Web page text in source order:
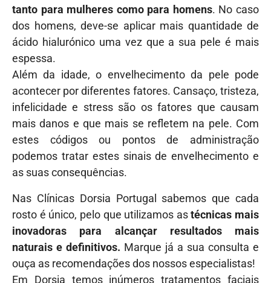
tanto para mulheres como para homens. No caso
dos homens, deve-se aplicar mais quantidade de
ácido hialurónico uma vez que a sua pele é mais
espessa.
Além da idade, o envelhecimento da pele pode
acontecer por diferentes fatores. Cansaço, tristeza,
infelicidade e stress são os fatores que causam
mais danos e que mais se refletem na pele. Com
estes códigos ou pontos de administração
podemos tratar estes sinais de envelhecimento e
as suas consequências.
Nas Clínicas Dorsia Portugal sabemos que cada
rosto é único, pelo que utilizamos astécnicas mais
inovadoras para alcançar resultados mais
naturais e definitivos. Marque já a sua consulta e
ouça as recomendações dos nossos especialistas!
Em Dorsia temos inúmeros tratamentos faciais